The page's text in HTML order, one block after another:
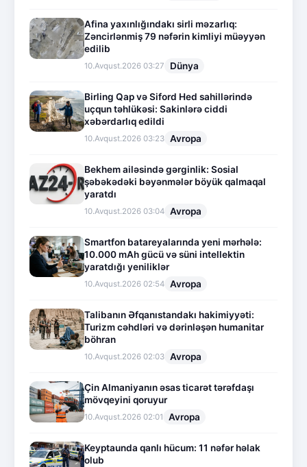
Afina yaxınlığındakı sirli məzarlıq:
Zəncirlənmiş 79 nəfərin kimliyi müəyyən
edilib
10.Avqust.2026 03:27 Dünya
Birling Qap və Siford Hed sahillərində
uçqun təhlükəsi: Sakinlərə ciddi
xəbərdarlıq edildi
10.Avqust.2026 03:23 Avropa
Bekhem ailəsində gərginlik: Sosial
şəbəkədəki bəyənmələr böyük qalmaqal
yaratdı
10.Avqust.2026 03:04 Avropa
Smartfon batareyalarında yeni mərhələ:
10.000 mAh gücü və süni intellektin
yaratdığı yeniliklər
10.Avqust.2026 02:54 Avropa
Talibanın Əfqanıstandakı hakimiyyəti:
Turizm cəhdləri və dərinləşən humanitar
böhran
10.Avqust.2026 02:03 Avropa
Çin Almaniyanın əsas ticarət tərəfdaşı
mövqeyini qoruyur
10.Avqust.2026 02:01 Avropa
Keyptaunda qanlı hücum: 11 nəfər həlak
olub